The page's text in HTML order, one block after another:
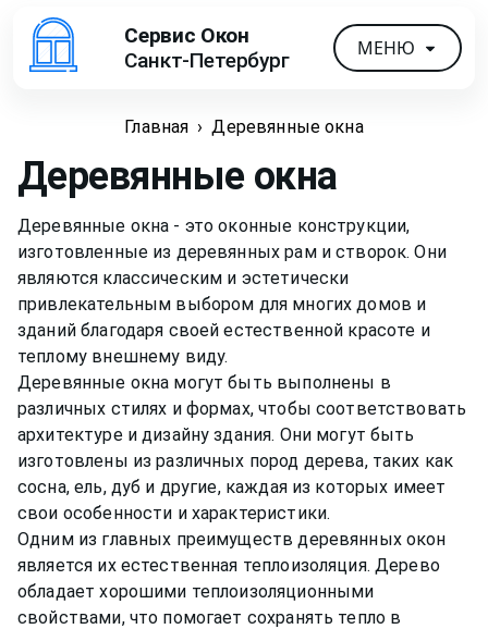
Сервис Окон
Санкт-Петербург
МЕНЮ
Главная › Деревянные окна
Деревянные окна
Деревянные окна - это оконные конструкции,
изготовленные из деревянных рам и створок. Они
являются классическим и эстетически
привлекательным выбором для многих домов и
зданий благодаря своей естественной красоте и
теплому внешнему виду.
Деревянные окна могут быть выполнены в
различных стилях и формах, чтобы соответствовать
архитектуре и дизайну здания. Они могут быть
изготовлены из различных пород дерева, таких как
сосна, ель, дуб и другие, каждая из которых имеет
свои особенности и характеристики.
Одним из главных преимуществ деревянных окон
является их естественная теплоизоляция. Дерево
обладает хорошими теплоизоляционными
свойствами, что помогает сохранять тепло в